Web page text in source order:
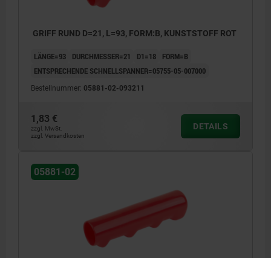
GRIFF RUND D=21, L=93, FORM:B, KUNSTSTOFF ROT
LÄNGE=93 DURCHMESSER=21 D1=18
FORM=B
ENTSPRECHENDE SCHNELLSPANNER=05755-05-007000
Bestellnummer: 05881-02-093211
1,83 €
zzgl. MwSt.
zzgl. Versandkosten
DETAILS
05881-02